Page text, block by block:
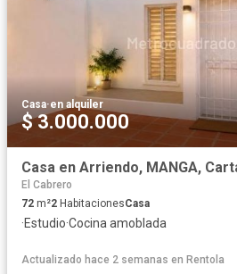
Casa·en alquiler
$ 3.000.000
Casa en Arriendo, MANGA,
El Cabrero
72 m²2 HabitacionesCasa
·Estudio·Cocina amoblada
Actualizado hace 2 semanas en Rentola